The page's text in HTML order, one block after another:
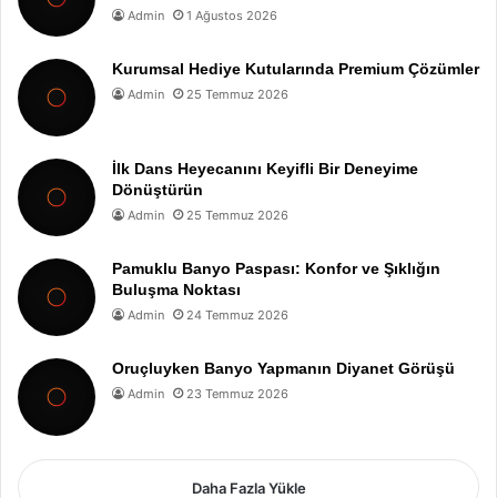
Admin 1 Ağustos 2026
Kurumsal Hediye Kutularında Premium Çözümler
Admin 25 Temmuz 2026
İlk Dans Heyecanını Keyifli Bir Deneyime
Dönüştürün
Admin 25 Temmuz 2026
Pamuklu Banyo Paspası: Konfor ve Şıklığın
Buluşma Noktası
Admin 24 Temmuz 2026
Oruçluyken Banyo Yapmanın Diyanet Görüşü
Admin 23 Temmuz 2026
Daha Fazla Yükle